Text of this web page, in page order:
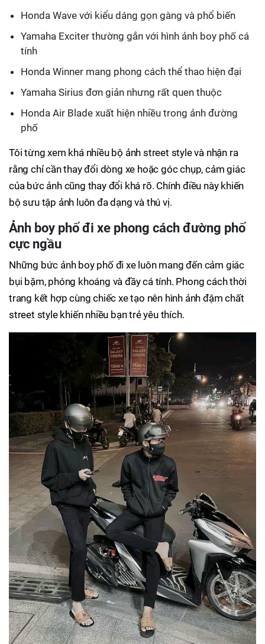
Honda Wave với kiểu dáng gọn gàng và phổ biến
Yamaha Exciter thường gắn với hình ảnh boy phố cá
tính
Honda Winner mang phong cách thể thao hiện đại
Yamaha Sirius đơn giản nhưng rất quen thuộc
Honda Air Blade xuất hiện nhiều trong ảnh đường
phố
Tôi từng xem khá nhiều bộ ảnh street style và nhận ra
rằng chỉ cần thay đổi dòng xe hoặc góc chụp, cảm giác
của bức ảnh cũng thay đổi khá rõ. Chính điều này khiến
bộ sưu tập ảnh luôn đa dạng và thú vị.
Ảnh boy phố đi xe phong cách đường phố
cực ngầu
Những bức ảnh boy phố đi xe luôn mang đến cảm giác
bụi bặm, phóng khoáng và đầy cá tính. Phong cách thời
trang kết hợp cùng chiếc xe tạo nên hình ảnh đậm chất
street style khiến nhiều bạn trẻ yêu thích.